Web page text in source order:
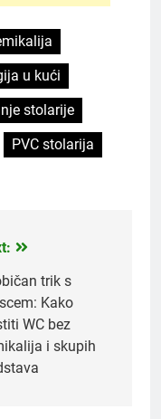
u kući
stolarije
PVC stolarija
trik s
Kako
WC bez
i skupih